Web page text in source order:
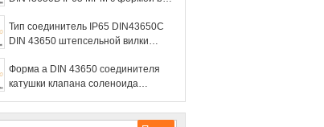
Тип соединитель IP65 DIN43650C
DIN 43650 штепсельной вилки
Форма a DIN 43650 соединителя
катушки клапана соленоида